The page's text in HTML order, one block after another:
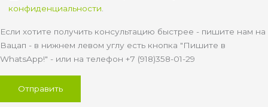
конфиденциальности
Если хотите получить консультацию быстрее - пишите нам на
Вацап - в нижнем левом углу есть кнопка "Пишите в
WhatsApp!" - или на телефон +7 (918)358-01-29